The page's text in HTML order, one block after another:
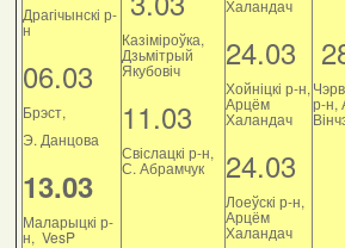
Драгічынскі р-
н
06.03
Брэст,
Э. Данцова
13.03
Маларыцкі р-
н, VesP
Казіміроўка,
Дзьмітрый
Якубовіч
11.03
Свіслацкі р-н,
С. Абрамчук
Халандач
24.03
Хойніцкі р-н,
Арцём
Халандач
24.03
Лоеўскі р-н,
Арцём
Халандач
р-н,